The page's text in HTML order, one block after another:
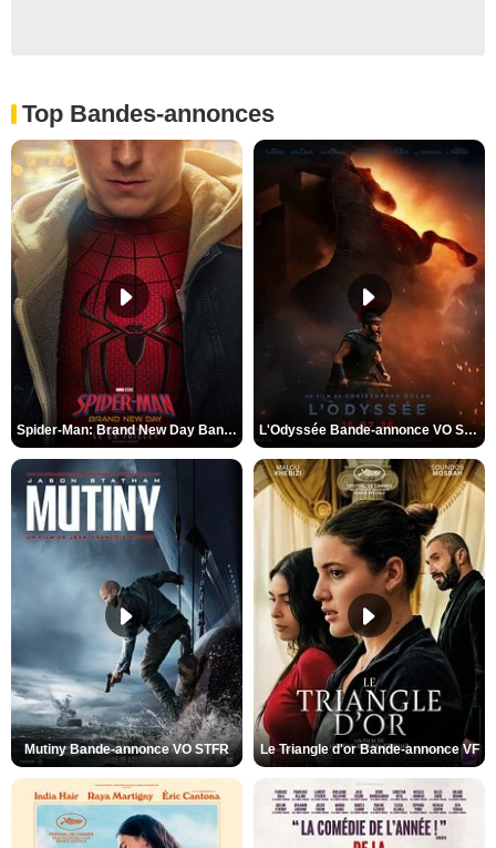
Top Bandes-annonces
Spider-Man: Brand New Day Bande-annonce VO STFR L'Odyssée Bande-annonce VO STFR
Mutiny Bande-annonce VO STFR Le Triangle d'or Bande-annonce VF